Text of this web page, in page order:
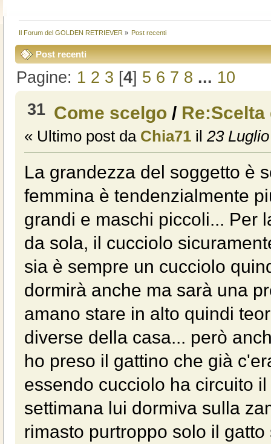
Il Forum del GOLDEN RETRIEVER » Post recenti
Post recenti
Pagine: 1 2 3 [4] 5 6 7 8 ... 10
31 Come scelgo /
« Ultimo post da Chia71 il 23
La grandezza del soggetto è
femmina è tendenzialmente
grandi e maschi piccoli... Per
da sola, il cucciolo
sia è sempre un cucciolo
dormirà anche ma sarà una
amano stare in alto quindi
diverse della casa... però
ho preso il gattino che già
essendo cucciolo ha circuito
settimana lui dormiva sulla
rimasto purtroppo solo il